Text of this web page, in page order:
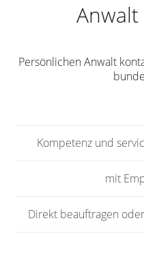
Persönlichen Anwalt
Kompetenz und
mit
Direkt beauftragen